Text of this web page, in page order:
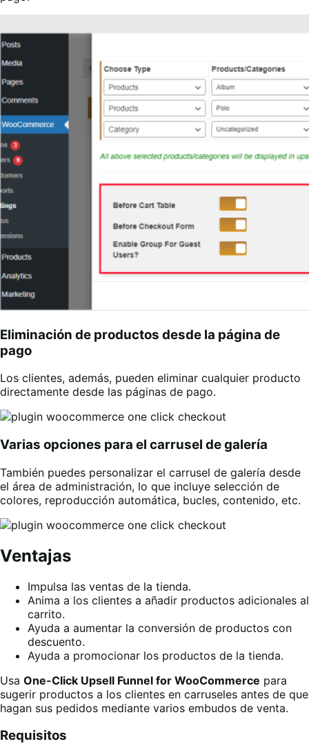
Eliminación de productos desde la página de
pago
Los clientes, además, pueden eliminar cualquier producto
directamente desde las páginas de pago.
Varias opciones para el carrusel de galería
También puedes personalizar el carrusel de galería desde
el área de administración, lo que incluye selección de
colores, reproducción automática, bucles, contenido, etc.
Ventajas
Impulsa las ventas de la tienda.
Anima a los clientes a añadir productos adicionales al
carrito.
Ayuda a aumentar la conversión de productos con
descuento.
Ayuda a promocionar los productos de la tienda.
Usa One-Click Upsell Funnel for WooCommerce para
sugerir productos a los clientes en carruseles antes de que
hagan sus pedidos mediante varios embudos de venta.
Requisitos